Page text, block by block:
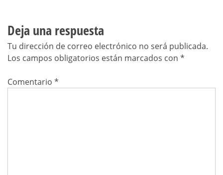
Deja una respuesta
Tu dirección de correo electrónico no será publicada.
Los campos obligatorios están marcados con *
Comentario *